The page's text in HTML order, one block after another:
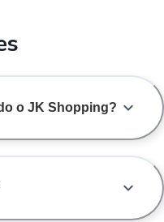
o JK Shopping?